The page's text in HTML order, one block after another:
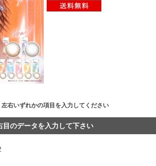
右いずれかの項目を入力してください
目のデータを入力して下さい